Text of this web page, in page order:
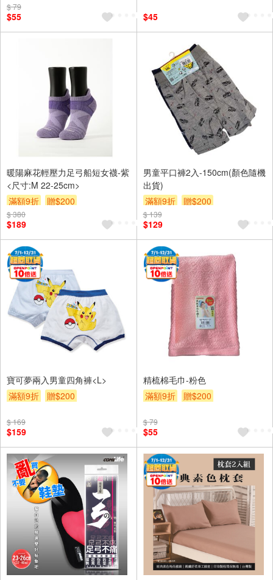
$ 79
$55
$45
暖陽麻花輕壓力足弓船短女襪-紫
<尺寸:M 22-25cm>
滿額9折
贈$200
$ 380
$189
男童平口褲2入-150cm(顏色隨機
出貨)
滿額9折
贈$200
$ 139
$129
寶可夢兩入男童四角褲<L>
滿額9折
贈$200
$ 169
$159
精梳棉毛巾-粉色
滿額9折
贈$200
$ 79
$55